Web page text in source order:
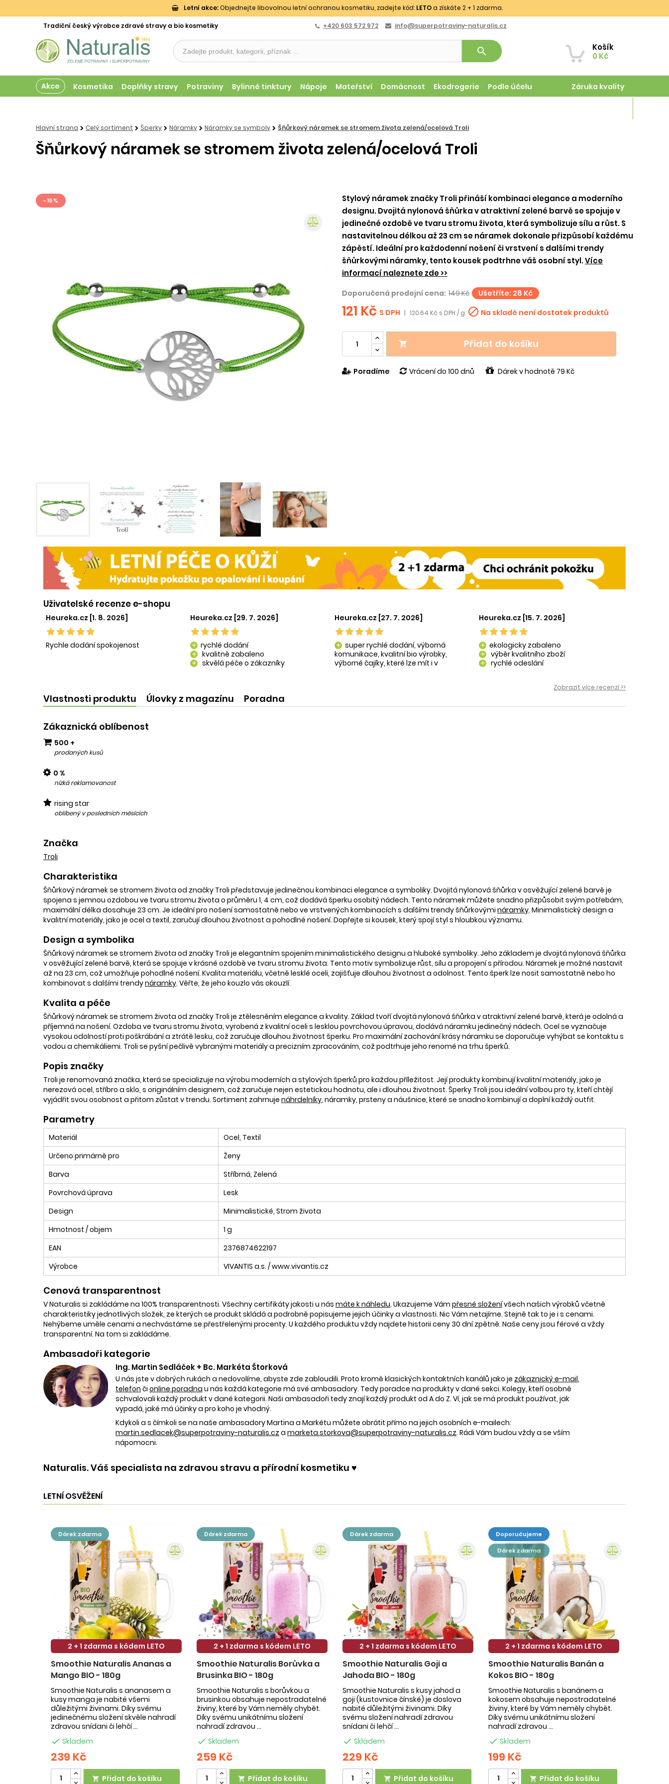
Letní akce:Objednejte libovolnou letní ochranou kosmetiku, zadejte kód: LETOa získáte 2 + 1 zdarma.
Tradiční český výrobce zdravé stravy a bio kosmetiky +420 603 572 972 info@superpotraviny-naturalis.cz
Košík
0 Kč
search
Akce Kosmetika Doplňky stravy Potraviny Bylinné tinktury Nápoje Mateřství Domácnost Ekodrogerie Podle účelu Záruka kvality
Hlavní strana Celý sortiment Šperky Náramky Náramky se symboly Šňůrkový náramek se stromem života zelená/ocelová Troli
Šňůrkový náramek se stromem života zelená/ocelová Troli
- 19 %
Stylový náramek značky Troli přináší kombinaci elegance a moderního
designu. Dvojitá nylonová šňůrka v atraktivní zelené barvě se spojuje v
jedinečné ozdobě ve tvaru stromu života, která symbolizuje sílu a růst. S
nastavitelnou délkou až 23 cm se náramek dokonale přizpůsobí každému
zápěstí. Ideální pro každodenní nošení či vrstvení s dalšími trendy
šňůrkovými náramky, tento kousek podtrhne váš osobní styl.Více
informací naleznete zde >>
Doporučená prodejní cena: 149 Kč Ušetříte: 28 Kč
121 Kč S DPH | 120.64 Kč s DPH / g  Na skladě není dostatek produktů
 Přidat do košíku
Poradíme Vrácení do 100 dnů Dárek v hodnotě 79 Kč
Uživatelské recenze e-shopu
Heureka.cz [1. 8. 2026]
Rychle dodání spokojenost
Heureka.cz [29. 7. 2026]
add rychlé dodání
add kvalitně zabaleno
add skvělá péče o zákazníky
Heureka.cz [27. 7. 2026]
add super rychlé dodání, výborná
komunikace, kvalitní bio výrobky,
výborné čajíky, které lze mít i v
Heureka.cz [15. 7. 2026]
add ekologicky zabaleno
add výběr kvalitního zboží
add rychlé odeslání
Zobrazit více recenzí >>
Vlastnosti produktu Úlovky z magazínu Poradna
Zákaznická oblíbenost
500 +
prodaných kusů
0 %
nízká reklamovanost
rising star
oblíbený v posledních měsících
Značka
Troli
Charakteristika
Šňůrkový náramek se stromem života od značky Troli představuje jedinečnou kombinaci elegance a symboliky. Dvojitá nylonová šňůrka v osvěžující zelené barvě je
spojena s jemnou ozdobou ve tvaru stromu života o průměru 1, 4 cm, což dodává šperku osobitý nádech. Tento náramek můžete snadno přizpůsobit svým potřebám,
maximální délka dosahuje 23 cm. Je ideální pro nošení samostatně nebo ve vrstvených kombinacích s dalšími trendy šňůrkovými náramky. Minimalistický design a
kvalitní materiály, jako je ocel a textil, zaručují dlouhou životnost a pohodlné nošení. Dopřejte si kousek, který spojí styl s hloubkou významu.
Design a symbolika
Šňůrkový náramek se stromem života od značky Troli je elegantním spojením minimalistického designu a hluboké symboliky. Jeho základem je dvojitá nylonová šňůrka
v osvěžující zelené barvě, která se spojuje v krásné ozdobě ve tvaru stromu života. Tento motiv symbolizuje růst, sílu a propojení s přírodou. Náramek je možné nastavit
až na 23 cm, což umožňuje pohodlné nošení. Kvalita materiálu, včetně lesklé oceli, zajišťuje dlouhou životnost a odolnost. Tento šperk lze nosit samostatně nebo ho
kombinovat s dalšími trendynáramky. Věřte, že jeho kouzlo vás okouzlí.
Kvalita a péče
Šňůrkový náramek se stromem života od značky Troli je ztělesněním elegance a kvality. Základ tvoří dvojitá nylonová šňůrka v atraktivní zelené barvě, která je odolná a
příjemná na nošení. Ozdoba ve tvaru stromu života, vyrobená z kvalitní oceli s lesklou povrchovou úpravou, dodává náramku jedinečný nádech. Ocel se vyznačuje
vysokou odolností proti poškrábání a ztrátě lesku, což zaručuje dlouhou životnost šperku. Pro maximální zachování krásy náramku se doporučuje vyhýbat se kontaktu s
vodou a chemikáliemi. Troli se pyšní pečlivě vybranými materiály a precizním zpracováním, což podtrhuje jeho renomé na trhu šperků.
Popis značky
Troli je renomovaná značka, která se specializuje na výrobu moderních a stylových šperků pro každou příležitost. Její produkty kombinují kvalitní materiály, jako je
nerezová ocel, stříbro a sklo, s originálním designem, což zaručuje nejen estetickou hodnotu, ale i dlouhou životnost. Šperky Troli jsou ideální volbou pro ty, kteří chtějí
vyjádřit svou osobnost a přitom zůstat v trendu. Sortiment zahrnuje náhrdelníky, náramky, prsteny a náušnice, které se snadno kombinují a doplní každý outfit.
Parametry
Materiál
Ocel, Textil
Určeno primárně pro
Ženy
Barva
Stříbrná, Zelená
Povrchová úprava
Lesk
Design
Minimalistické, Strom života
Hmotnost / objem
1 g
EAN
2376874622197
Výrobce
VIVANTIS a.s. / www.vivantis.cz
Cenová transparentnost
V Naturalis si zakládáme na 100% transparentnosti. Všechny certifikáty jakosti u nás máte k náhledu. Ukazujeme Vám přesné složenívšech našich výrobků včetně
charakteristiky jednotlivých složek, ze kterých se produkt skládá a podrobně popisujeme jejich účinky a vlastnosti. Nic Vám netajíme. Stejně tak to je i s cenami.
Nehýbeme uměle cenami a nechvástáme se přestřelenými procenty. U každého produktu vždy najdete historii ceny 30 dní zpětně. Naše ceny jsou férové a vždy
transparentní. Na tom si zakládáme.
Ambasadoři kategorie
Ing. Martin Sedláček + Bc. Markéta Štorková
U nás jste v dobrých rukách a nedovolíme, abyste zde zabloudili. Proto kromě klasických kontaktních kanálů jako je zákaznický e-mail,
telefon či online poradna u nás každá kategorie má své ambasadory. Tedy poradce na produkty v dané sekci. Kolegy, kteří osobně
schvalovali každý produkt v dané kategorii. Naši ambasadoři tedy znají každý produkt od A do Z. Ví, jak se má produkt používat, jak
vypadá, jaké má účinky a pro koho je vhodný.
Kdykoli a s čímkoli se na naše ambasadory Martina a Markétu můžete obrátit přímo na jejich osobních e-mailech:
martin.sedlacek@superpotraviny-naturalis.cz a marketa.storkova@superpotraviny-naturalis.cz. Rádi Vám budou vždy a se vším
nápomocni.
Naturalis. Váš specialista na zdravou stravu a přírodní kosmetiku ♥️
LETNÍ OSVĚŽENÍ
dárek zdarma
2 + 1 zdarma s kódem LETO
Smoothie Naturalis Ananas a
Mango BIO - 180g
Smoothie Naturalis s ananasem a
kusy manga je nabité všemi
důležitými živinami. Díky svému
jedinečnému složení skvěle nahradí
zdravou snídani či lehčí ...
 Skladem
239 Kč
 Přidat do košíku
dárek zdarma
2 + 1 zdarma s kódem LETO
Smoothie Naturalis Borůvka a
Brusinka BIO - 180g
Smoothie Naturalis s borůvkou a
brusinkou obsahuje nepostradatelné
živiny, které by Vám neměly chybět.
Díky svému unikátnímu složení
nahradí zdravou ...
 Skladem
259 Kč
 Přidat do košíku
dárek zdarma
2 + 1 zdarma s kódem LETO
Smoothie Naturalis Goji a
Jahoda BIO - 180g
Smoothie Naturalis s kusy jahod a
goji (kustovnice čínské) je doslova
nabité důležitými živinami. Díky
svému složení nahradí zdravou
snídani či lehčí ...
 Skladem
229 Kč
 Přidat do košíku
doporučujeme
dárek zdarma
2 + 1 zdarma s kódem LETO
Smoothie Naturalis Banán a
Kokos BIO - 180g
Smoothie Naturalis s banánem a
kokosem obsahuje nepostradatelné
živiny, které by Vám neměly chybět.
Díky svému unikátnímu složení
nahradí zdravou ...
 Skladem
199 Kč
 Přidat do košíku